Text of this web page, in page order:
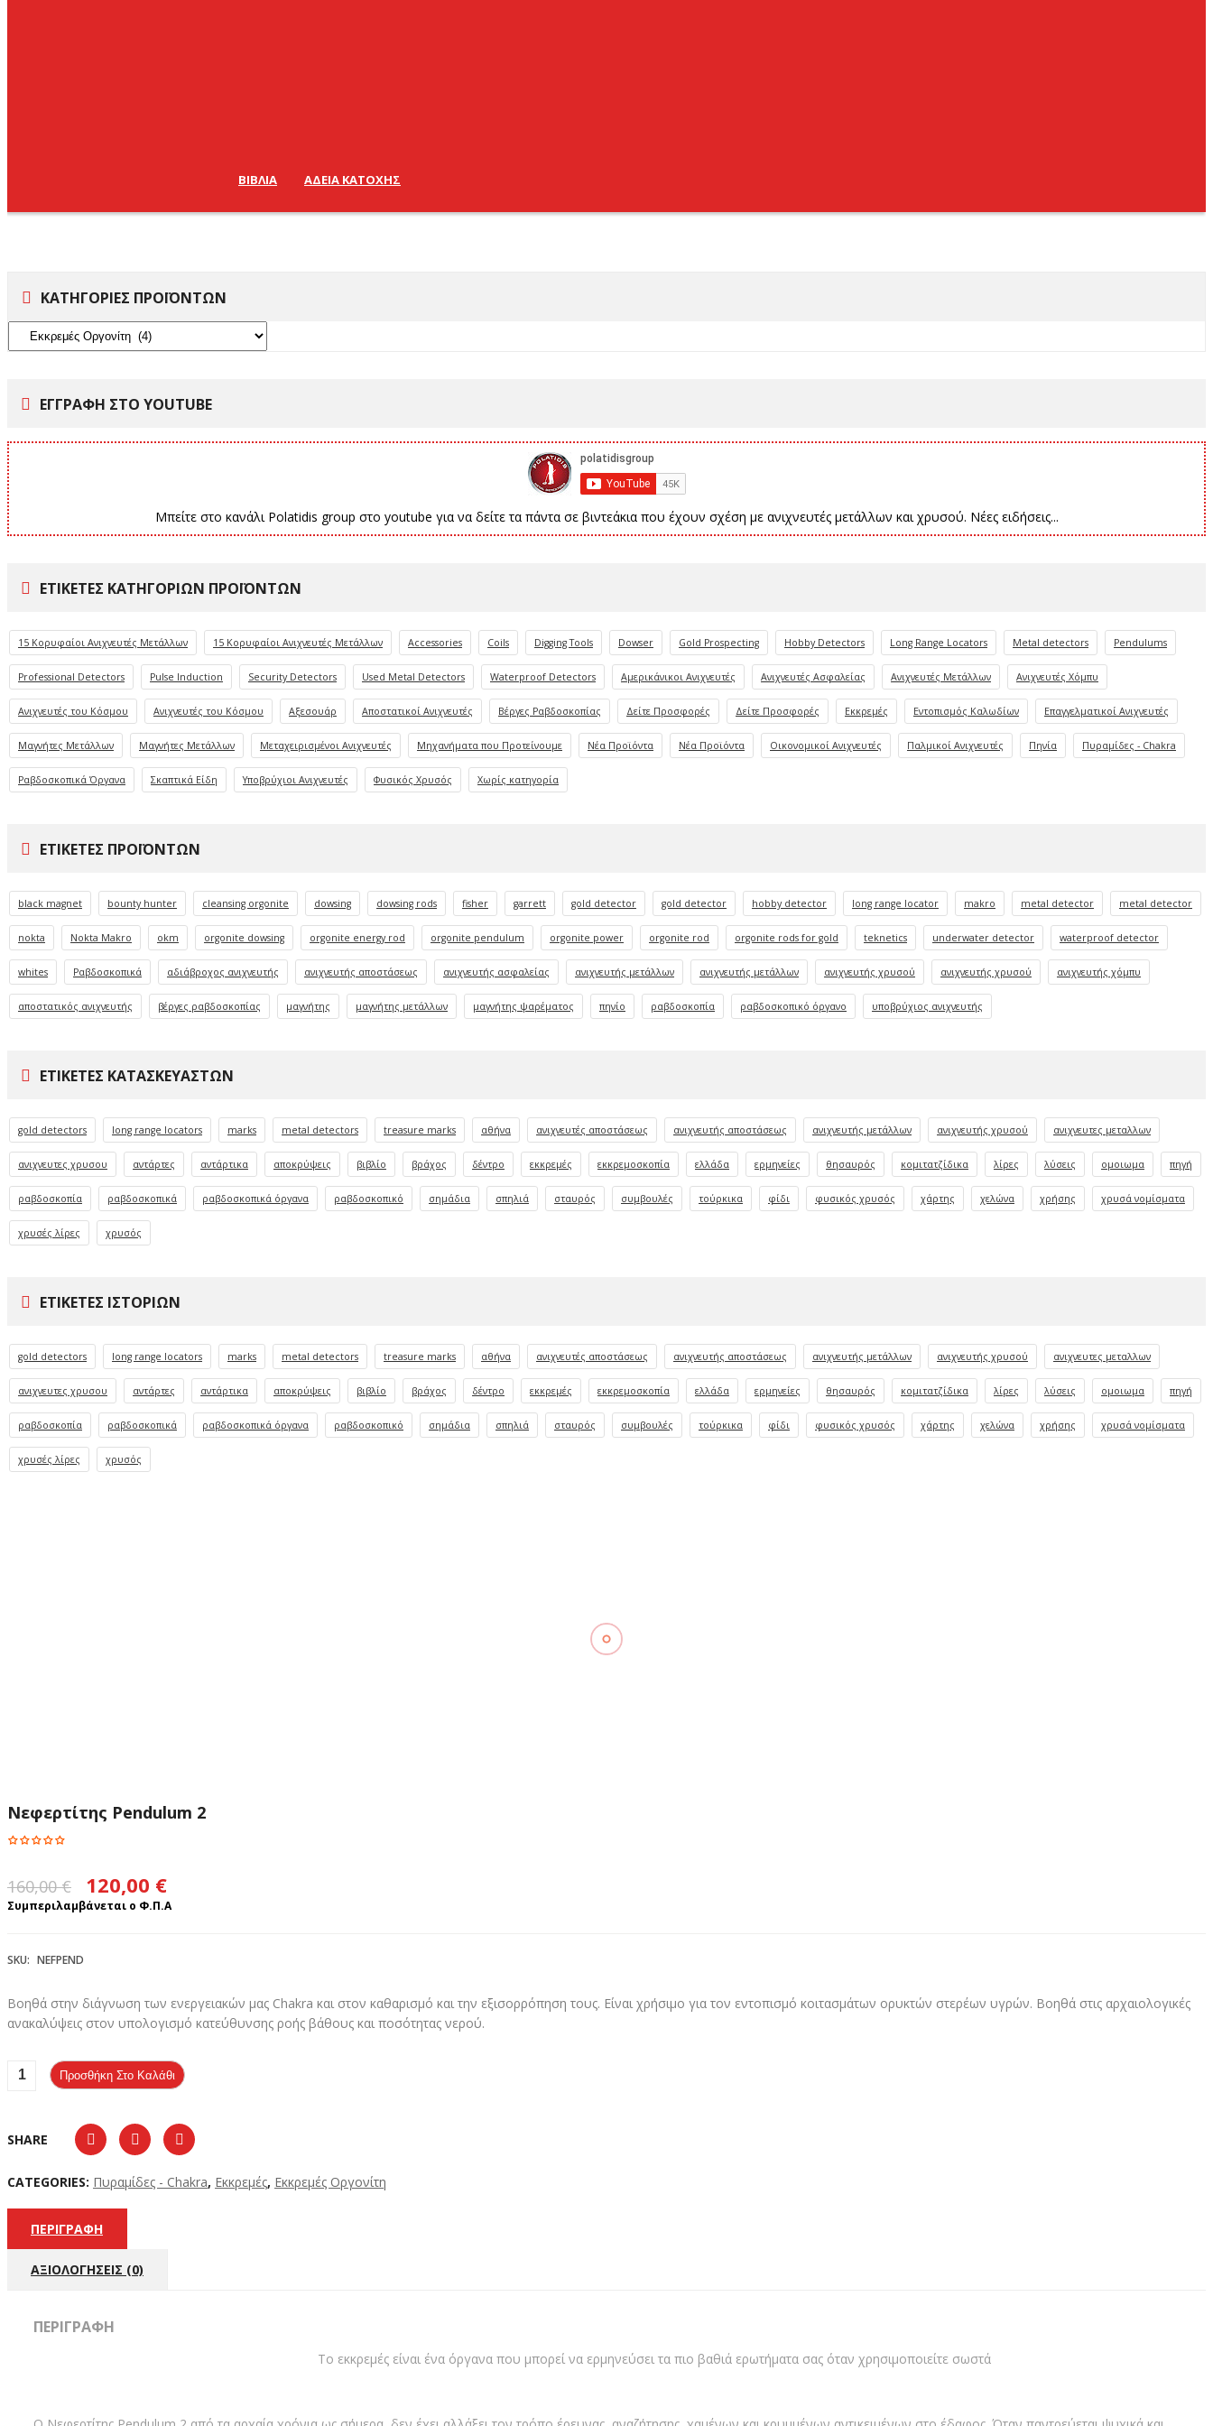
ΒΙΒΛΊΑ ΑΔΕΙΑ ΚΑΤΟΧΗΣ
ΚΑΤΗΓΟΡΙΕΣ ΠΡΟΪΟΝΤΩΝ
ΕΓΓΡΑΦΗ ΣΤΟ YOUTUBE
Μπείτε στο κανάλι Polatidis group στο youtube για να δείτε τα πάντα σε βιντεάκια που έχουν σχέση με ανιχνευτές μετάλλων και χρυσού. Νέες ειδήσεις...
ΕΤΙΚΈΤΕΣ ΚΑΤΗΓΟΡΙΏΝ ΠΡΟΪΌΝΤΩΝ
15 Κορυφαίοι Ανιχνευτές Μετάλλων 15 Κορυφαίοι Ανιχνευτές Μετάλλων Accessories Coils Digging Tools Dowser Gold Prospecting Hobby Detectors Long Range Locators Metal detectors Pendulums
Professional Detectors Pulse Induction Security Detectors Used Metal Detectors Waterproof Detectors Αμερικάνικοι Ανιχνευτές Ανιχνευτές Ασφαλείας Ανιχνευτές Μετάλλων Ανιχνευτές Χόμπυ
Ανιχνευτές του Κόσμου Ανιχνευτές του Κόσμου Αξεσουάρ Αποστατικοί Ανιχνευτές Βέργες Ραβδοσκοπίας Δείτε Προσφορές Δείτε Προσφορές Εκκρεμές Εντοπισμός Καλωδίων Επαγγελματικοί Ανιχνευτές
Μαγνήτες Μετάλλων Μαγνήτες Μετάλλων Μεταχειρισμένοι Ανιχνευτές Μηχανήματα που Προτείνουμε Νέα Προϊόντα Νέα Προϊόντα Οικονομικοί Ανιχνευτές Παλμικοί Ανιχνευτές Πηνία Πυραμίδες - Chakra
Ραβδοσκοπικά Όργανα Σκαπτικά Είδη Υποβρύχιοι Ανιχνευτές Φυσικός Χρυσός Χωρίς κατηγορία
ΕΤΙΚΈΤΕΣ ΠΡΟΪΌΝΤΩΝ
black magnet bounty hunter cleansing orgonite dowsing dowsing rods fisher garrett gold detector gold detector hobby detector long range locator makro metal detector metal detector
nokta Nokta Makro okm orgonite dowsing orgonite energy rod orgonite pendulum orgonite power orgonite rod orgonite rods for gold teknetics underwater detector waterproof detector
whites Ραβδοσκοπικά αδιάβροχος ανιχνευτής ανιχνευτής αποστάσεως ανιχνευτής ασφαλείας ανιχνευτής μετάλλων ανιχνευτής μετάλλων ανιχνευτής χρυσού ανιχνευτής χρυσού ανιχνευτής χόμπυ
αποστατικός ανιχνευτής βέργες ραβδοσκοπίας μαγνήτης μαγνήτης μετάλλων μαγνήτης ψαρέματος πηνίο ραβδοσκοπία ραβδοσκοπικό όργανο υποβρύχιος ανιχνευτής
ΕΤΙΚΈΤΕΣ ΚΑΤΑΣΚΕΥΑΣΤΏΝ
gold detectors long range locators marks metal detectors treasure marks αθήνα ανιχνευτές αποστάσεως ανιχνευτής αποστάσεως ανιχνευτής μετάλλων ανιχνευτής χρυσού ανιχνευτες μεταλλων
ανιχνευτες χρυσου αντάρτες αντάρτικα αποκρύψεις βιβλίο βράχος δέντρο εκκρεμές εκκρεμοσκοπία ελλάδα ερμηνείες θησαυρός κομιτατζίδικα λίρες λύσεις ομοιωμα πηγή
ραβδοσκοπία ραβδοσκοπικά ραβδοσκοπικά όργανα ραβδοσκοπικό σημάδια σπηλιά σταυρός συμβουλές τούρκικα φίδι φυσικός χρυσός χάρτης χελώνα χρήσης χρυσά νομίσματα
χρυσές λίρες χρυσός
ΕΤΙΚΈΤΕΣ ΙΣΤΟΡΙΏΝ
gold detectors long range locators marks metal detectors treasure marks αθήνα ανιχνευτές αποστάσεως ανιχνευτής αποστάσεως ανιχνευτής μετάλλων ανιχνευτής χρυσού ανιχνευτες μεταλλων
ανιχνευτες χρυσου αντάρτες αντάρτικα αποκρύψεις βιβλίο βράχος δέντρο εκκρεμές εκκρεμοσκοπία ελλάδα ερμηνείες θησαυρός κομιτατζίδικα λίρες λύσεις ομοιωμα πηγή
ραβδοσκοπία ραβδοσκοπικά ραβδοσκοπικά όργανα ραβδοσκοπικό σημάδια σπηλιά σταυρός συμβουλές τούρκικα φίδι φυσικός χρυσός χάρτης χελώνα χρήσης χρυσά νομίσματα
χρυσές λίρες χρυσός
Νεφερτίτης Pendulum 2
160,00€
Original
price
160,00 €.
120,00 €
120,00 €.
Συμπεριλαμβάνεται ο Φ.Π.Α
SKU: NEFPEND
Βοηθά στην διάγνωση των ενεργειακών μας Chakra και στον καθαρισμό και την εξισορρόπηση τους. Είναι χρήσιμο για τον εντοπισμό κοιτασμάτων ορυκτών στερέων υγρών. Βοηθά στις αρχαιολογικές
ανακαλύψεις στον υπολογισμό κατεύθυνσης ροής βάθους και ποσότητας νερού.
Προσθήκη Στο Καλάθι
SHARE
CATEGORIES: Πυραμίδες - Chakra, Εκκρεμές, Εκκρεμές Οργονίτη
ΠΕΡΙΓΡΑΦΉ
ΑΞΙΟΛΟΓΉΣΕΙΣ (0)
ΠΕΡΙΓΡΑΦΉ
Το εκκρεμές είναι ένα όργανα που μπορεί να ερμηνεύσει τα πιο βαθιά ερωτήματα σας όταν χρησιμοποιείτε σωστά